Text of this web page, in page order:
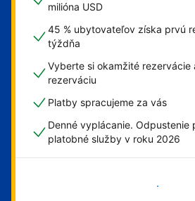
milióna USD
45 % ubytovateľov získa prvú
týždňa
Vyberte si okamžité rezervácie
rezerváciu
Platby spracujeme za vás
Denné vyplácanie. Odpustenie
platobné služby v roku 2026